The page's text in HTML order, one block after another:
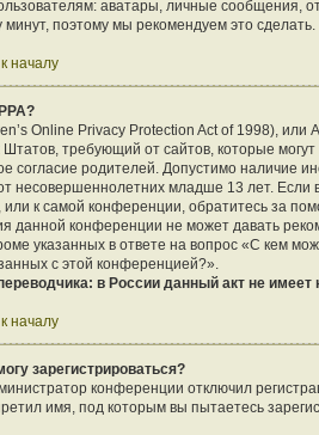
аватары, личные сообщения,
минут, поэтому мы рекомендуем это сделать.
началу
Online Privacy Protection Act of 1998),
требующий от сайтов, которые
согласие родителей. Допустимо наличие
несовершеннолетних младше 13 лет. Если
к самой конференции, обратитесь за
данной конференции не может давать
указанных в ответе на вопрос «С кем
с этой конференцией?».
в России данный акт не
началу
зарегистрироваться?
конференции отключил
имя, под которым вы пытаетесь